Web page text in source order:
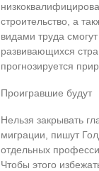
строительство, а
видами труда
развивающихся
прогнозируется
Проигравшие будут
Нельзя закрывать
миграции, пишут
отдельных
Чтобы этого